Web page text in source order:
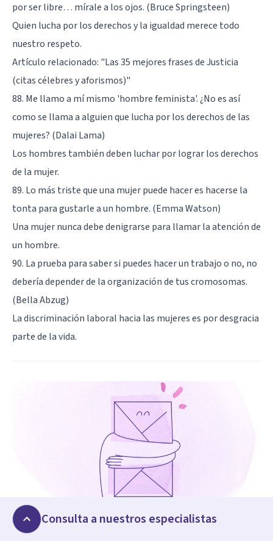
por ser libre… mírale a los ojos. (Bruce Springsteen)
Quien lucha por los derechos y la igualdad merece todo
nuestro respeto.
Artículo relacionado: "Las 35 mejores frases de Justicia
(citas célebres y aforismos)"
88. Me llamo a mí mismo 'hombre feminista'. ¿No es así
como se llama a alguien que lucha por los derechos de las
mujeres? (Dalai Lama)
Los hombres también deben luchar por lograr los derechos
de la mujer.
89. Lo más triste que una mujer puede hacer es hacerse la
tonta para gustarle a un hombre. (Emma Watson)
Una mujer nunca debe denigrarse para llamar la atención de
un hombre.
90. La prueba para saber si puedes hacer un trabajo o no, no
debería depender de la organización de tus cromosomas.
(Bella Abzug)
La discriminación laboral hacia las mujeres es por desgracia
parte de la vida.
NEWSLETTER PYM
La pasión por la psicología también en
Consulta a nuestros especialistas